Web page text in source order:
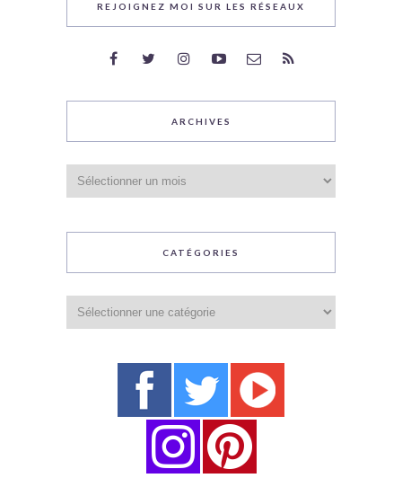
REJOIGNEZ MOI SUR LES RÉSEAUX
ARCHIVES
CATÉGORIES